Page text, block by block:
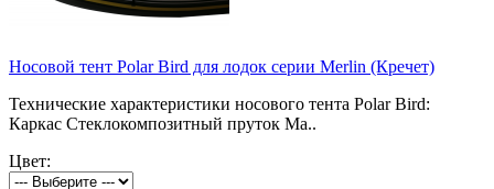
Носовой тент Polar Bird для лодок серии Merlin (Кречет)
Технические характеристики носового тента Polar Bird:
Каркас Стеклокомпозитный пруток Ма..
Цвет: